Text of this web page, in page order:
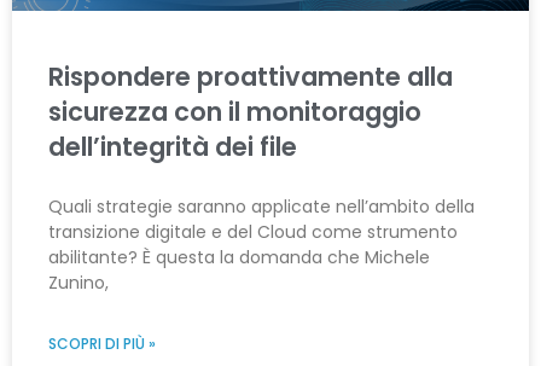
Rispondere proattivamente alla
sicurezza con il monitoraggio
dell’integrità dei file
Quali strategie saranno applicate nell’ambito della
transizione digitale e del Cloud come strumento
abilitante? È questa la domanda che Michele
Zunino,
SCOPRI DI PIÙ »